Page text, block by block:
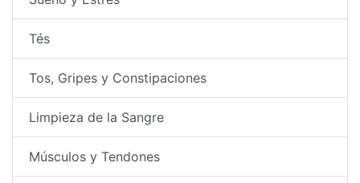
Tés
Tos, Gripes y Constipaciones
Limpieza de la Sangre
Músculos y Tendones